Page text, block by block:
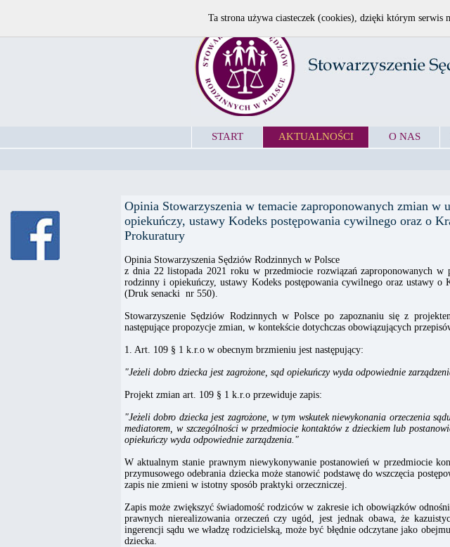
START AKTUALNOŚCI O NAS
Opinia Stowarzyszenia w temacie zaproponowanych zmian w
opiekuńczy, ustawy Kodeks postępowania cywilnego oraz o
Prokuratury
Opinia Stowarzyszenia Sędziów Rodzinnych w Polsce
z dnia 22 listopada 2021 roku w przedmiocie rozwiązań zaproponowanych
rodzinny i opiekuńczy, ustawy Kodeks postępowania cywilnego oraz ustawy
(Druk senacki nr 550).
Stowarzyszenie Sędziów Rodzinnych w Polsce po zapoznaniu się z
następujące propozycje zmian, w kontekście dotychczas obowiązujących
1. Art. 109 § 1 k.r.o w obecnym brzmieniu jest następujący:
"Jeżeli dobro dziecka jest zagrożone, sąd opiekuńczy wyda odpowiednie
Projekt zmian art. 109 § 1 k.r.o przewiduje zapis:
"Jeżeli dobro dziecka jest zagrożone, w tym wskutek niewykonania orzeczenia
mediatorem, w szczególności w przedmiocie kontaktów z dzieckiem lub
opiekuńczy wyda odpowiednie zarządzenia."
W aktualnym stanie prawnym niewykonywanie postanowień w przedmiocie
przymusowego odebrania dziecka może stanowić podstawę do wszczęcia
zapis nie zmieni w istotny sposób praktyki orzeczniczej.
Zapis może zwiększyć świadomość rodziców w zakresie ich obowiązków
prawnych nierealizowania orzeczeń czy ugód, jest jednak obawa, że
ingerencji sądu we władzę rodzicielską, może być błędnie odczytane jako
dziecka.
Ta strona używa ciasteczek (cookies), dzięki którym serwis